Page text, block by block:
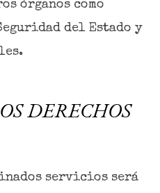
órganos como
del Estado y
DERECHOS
servicios será